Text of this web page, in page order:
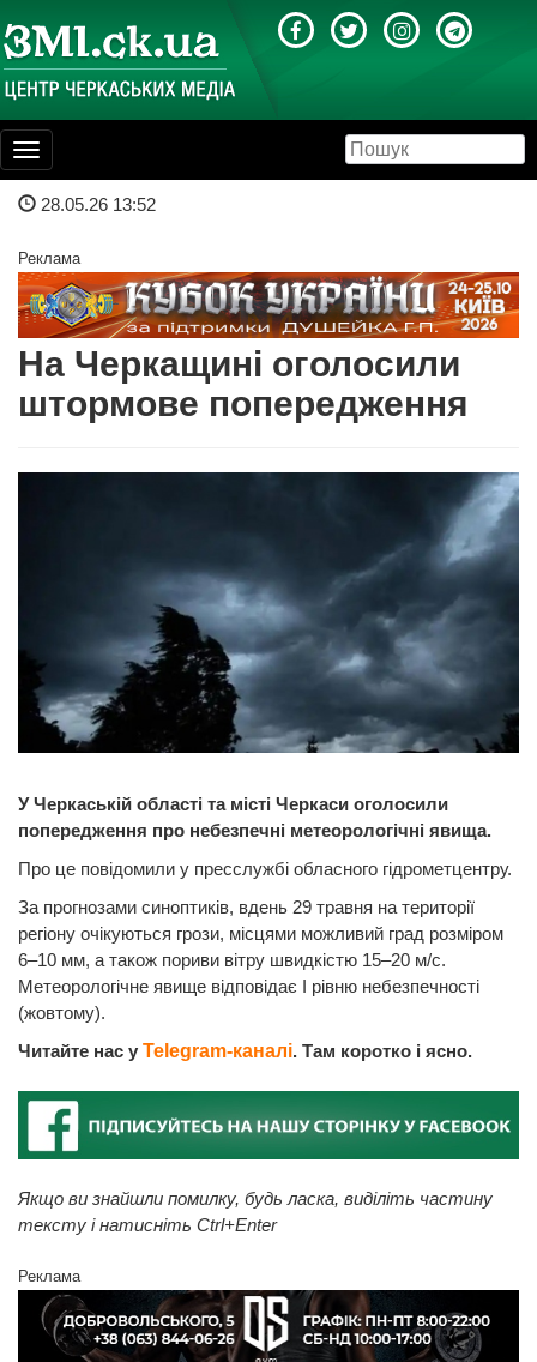
Toggle
navigation
28.05.26 13:52
Реклама
На Черкащині оголосили
штормове попередження
У Черкаській області та місті Черкаси оголосили
попередження про небезпечні метеорологічні явища.
Про це повідомили у пресслужбі обласного гідрометцентру.
За прогнозами синоптиків, вдень 29 травня на території
регіону очікуються грози, місцями можливий град розміром
6–10 мм, а також пориви вітру швидкістю 15–20 м/с.
Метеорологічне явище відповідає І рівню небезпечності
(жовтому).
Читайте нас у Telegram-каналі. Там коротко і ясно.
Якщо ви знайшли помилку, будь ласка, виділіть частину
тексту і натисніть Ctrl+Enter
Реклама